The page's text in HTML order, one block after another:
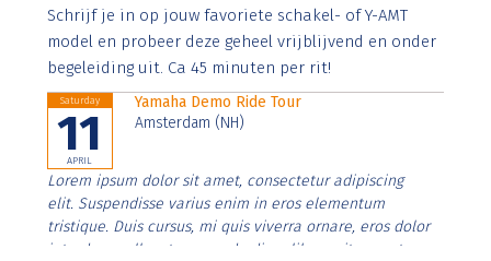
Aenean faucibus nibh et justo cursus id rutrum lorem
imperdiet. Nunc ut sem vitae risus tristique posuere.
Schrijf je in op jouw favoriete schakel- of Y-AMT
model en probeer deze geheel vrijblijvend en onder
begeleiding uit. Ca 45 minuten per rit!
Saturday
11
APRIL
Yamaha Demo Ride Tour
Amsterdam (NH)
Lorem ipsum dolor sit amet, consectetur adipiscing
elit. Suspendisse varius enim in eros elementum
tristique. Duis cursus, mi quis viverra ornare, eros dolor
interdum nulla, ut commodo diam libero vitae erat.